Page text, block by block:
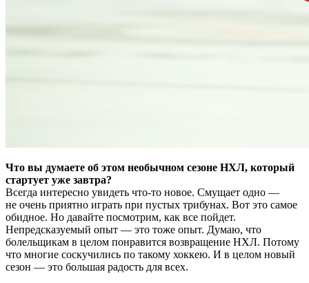
Что вы думаете об этом необычном сезоне НХЛ, который
стартует уже завтра?
Всегда интересно увидеть что-то новое. Смущает одно —
не очень приятно играть при пустых трибунах. Вот это самое
обидное. Но давайте посмотрим, как все пойдет.
Непредсказуемый опыт — это тоже опыт. Думаю, что
болельщикам в целом понравится возвращение НХЛ. Потому
что многие соскучились по такому хоккею. И в целом новый
сезон — это большая радость для всех.